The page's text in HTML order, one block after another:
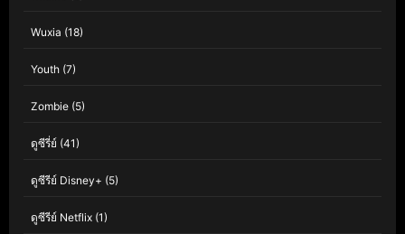
Wuxia (18)
Youth (7)
Zombie (5)
ดูซีรี่ย์ (41)
ดูซีรีย์ Disney+ (5)
ดูซีรีย์ Netflix (1)